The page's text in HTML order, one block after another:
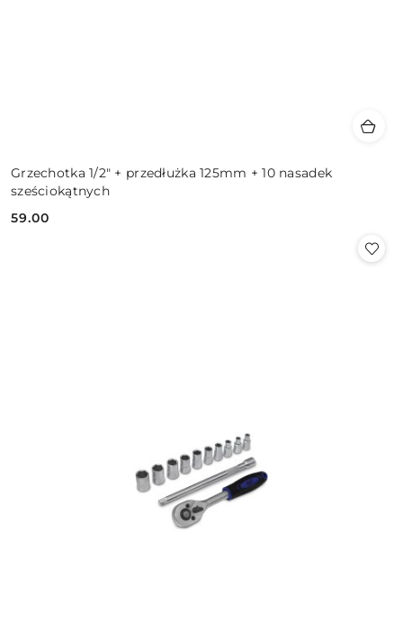
Grzechotka 1/2" + przedłużka 125mm + 10 nasadek
sześciokątnych
Cena:
59.00